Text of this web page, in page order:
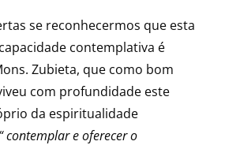
se reconhecermos que esta
contemplativa é
Zubieta, que como bom
com profundidade este
da espiritualidade
“ contemplar e oferecer o